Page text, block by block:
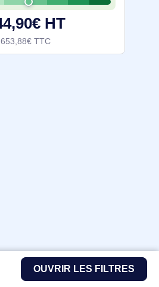
OUVRIR LES FILTRES
lancer rapidement
HT
653,88€ TTC